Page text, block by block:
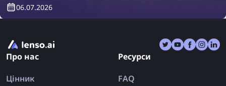
результаті ви можете повернутися з відпустки ще
може раз і назавжди врятувати вашу відпустку!
06.07.2026
Про нас
Цінник
Ресурси
FAQ